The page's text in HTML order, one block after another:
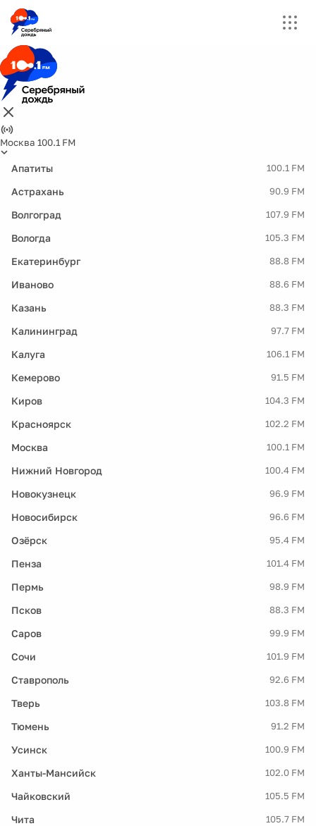
Москва 100.1 FM
Апатиты 100.1 FM
Астрахань 90.9 FM
Волгоград 107.9 FM
Вологда 105.3 FM
Екатеринбург 88.8 FM
Иваново 88.6 FM
Казань 88.3 FM
Калининград 97.7 FM
Калуга 106.1 FM
Кемерово 91.5 FM
Киров 104.3 FM
Красноярск 102.2 FM
Москва 100.1 FM
Нижний Новгород 100.4 FM
Новокузнецк 96.9 FM
Новосибирск 96.6 FM
Озёрск 95.4 FM
Пенза 101.4 FM
Пермь 98.9 FM
Псков 88.3 FM
Саров 99.9 FM
Сочи 101.9 FM
Ставрополь 92.6 FM
Тверь 103.8 FM
Тюмень 91.2 FM
Усинск 100.9 FM
Ханты-Мансийск 102.0 FM
Чайковский 105.5 FM
Чита 105.7 FM